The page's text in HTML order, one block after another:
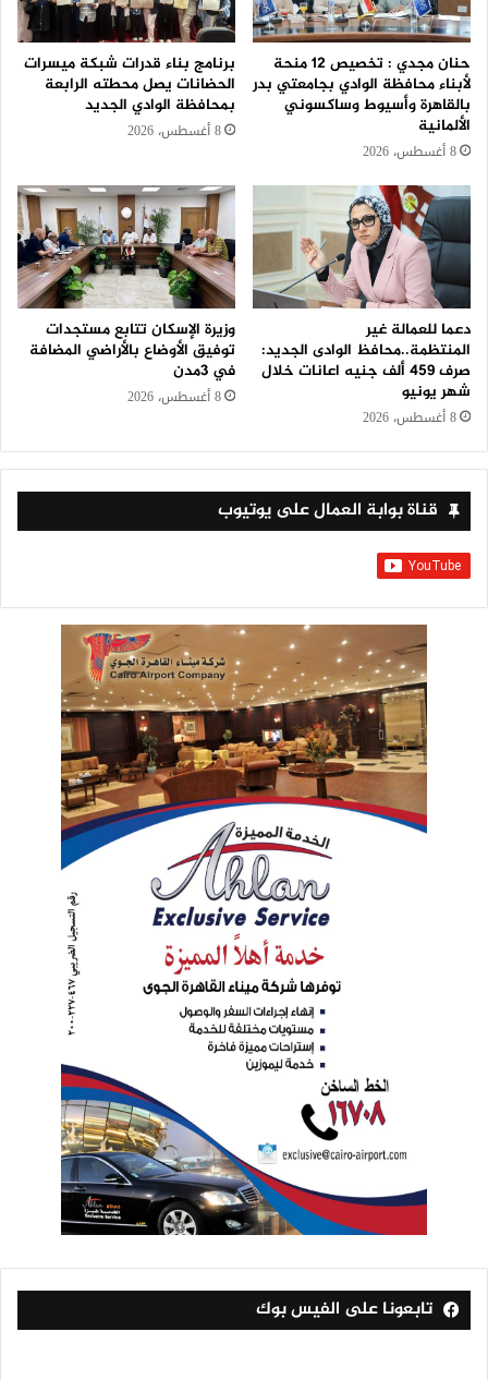
حنان مجدي : تخصيص 12 منحة
لأبناء محافظة الوادي بجامعتي بدر
بالقاهرة وأسيوط وساكسوني
الألمانية
8 أغسطس، 2026
برنامج بناء قدرات شبكة ميسرات
الحضانات يصل محطته الرابعة
بمحافظة الوادي الجديد
8 أغسطس، 2026
دعما للعمالة غير
المنتظمة..محافظ الوادى الجديد:
صرف 459 ألف جنيه اعانات خلال
شهر يونيو
8 أغسطس، 2026
وزيرة الإسكان تتابع مستجدات
توفيق الأوضاع بالأراضي المضافة
في 3مدن
8 أغسطس، 2026
قناة بوابة العمال على يوتيوب
تابعونا على الفيس بوك